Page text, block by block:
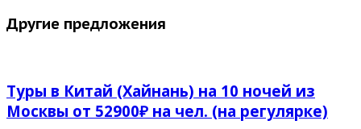
Другие предложения
Туры в Китай (Хайнань) на 10 ночей из
Москвы от 52900₽ на чел. (на регулярке)